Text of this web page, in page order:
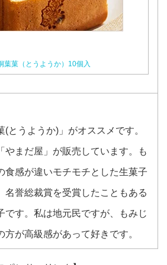
菓（とうようか）10個入
(とうようか)」がオススメです。
やまだ屋」が販売しています。も
食感が違いモチモチとした生菓子
名誉総裁賞を受賞したこともある
です。私は地元民ですが、もみじ
が高級感があって好きです。